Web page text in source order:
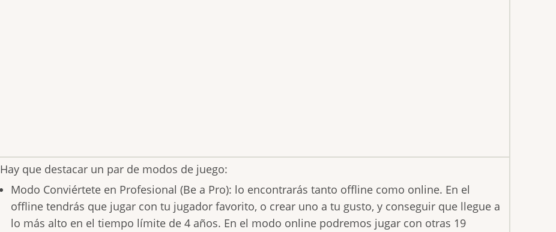
Hay que destacar un par de modos de juego:
Modo Conviértete en Profesional (Be a Pro): lo encontrarás tanto offline como online. En el
offline tendrás que jugar con tu jugador favorito, o crear uno a tu gusto, y conseguir que llegue a
lo más alto en el tiempo límite de 4 años. En el modo online podremos jugar con otras 19